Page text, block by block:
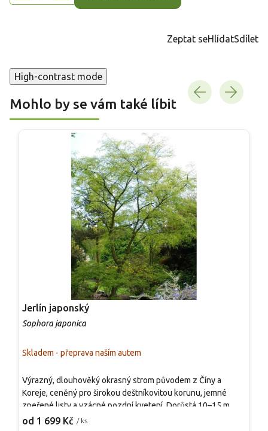
Zeptat seHlídatSdílet
High-contrast mode
Mohlo by se vám také líbit
Jerlín japonský
Sophora japonica
Skladem - přeprava naším autem
od 1 699 Kč / ks
Výrazný, dlouhověký okrasný strom původem z Číny a
Koreje, ceněný pro širokou deštníkovitou korunu, jemné
zpeřené listy a vzácné pozdní kvetení. Dorůstá 10–15 m, má
rozložitou, lehce převislou korunu a vytváří vzdušný stín.